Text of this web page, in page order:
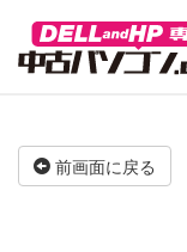
前画面に戻る